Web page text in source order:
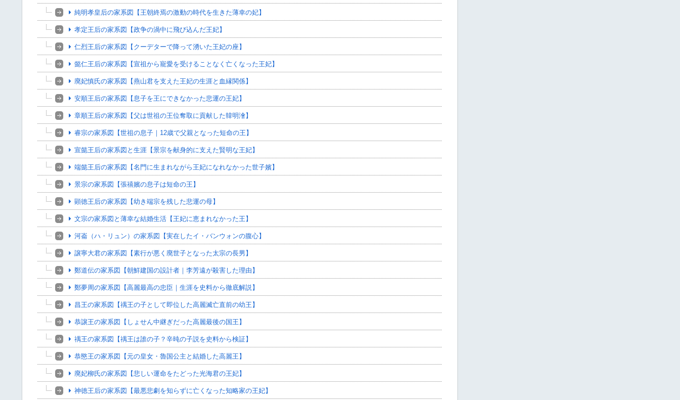
純明孝皇后の家系図【王朝終焉の激動の時代を生きた薄幸の妃】
孝定王后の家系図【政争の渦中に飛び込んだ王妃】
仁烈王后の家系図【クーデターで降って湧いた王妃の座】
懿仁王后の家系図【宣祖から寵愛を受けることなく亡くなった王妃】
廃妃慎氏の家系図【燕山君を支えた王妃の生涯と血縁関係】
安順王后の家系図【息子を王にできなかった悲運の王妃】
章順王后の家系図【父は世祖の王位奪取に貢献した韓明澮】
睿宗の家系図【世祖の息子｜12歳で父親となった短命の王】
宣懿王后の家系図と生涯【景宗を献身的に支えた賢明な王妃】
端懿王后の家系図【名門に生まれながら王妃になれなかった世子嬪】
景宗の家系図【張禧嬪の息子は短命の王】
顕徳王后の家系図【幼き端宗を残した悲運の母】
文宗の家系図と薄幸な結婚生活【王妃に恵まれなかった王】
河崙（ハ・リュン）の家系図【実在したイ・バンウォンの腹心】
譲寧大君の家系図【素行が悪く廃世子となった太宗の長男】
鄭道伝の家系図【朝鮮建国の設計者｜李芳遠が殺害した理由】
鄭夢周の家系図【高麗最高の忠臣｜生涯を史料から徹底解説】
昌王の家系図【禑王の子として即位した高麗滅亡直前の幼王】
恭譲王の家系図【しょせん中継ぎだった高麗最後の国王】
禑王の家系図【禑王は誰の子？辛旽の子説を史料から検証】
恭愍王の家系図【元の皇女・魯国公主と結婚した高麗王】
廃妃柳氏の家系図【悲しい運命をたどった光海君の王妃】
神徳王后の家系図【最悪悲劇を知らずに亡くなった知略家の王妃】